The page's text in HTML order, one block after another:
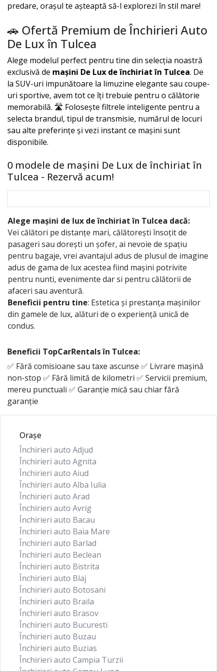
predare, orașul te așteaptă să-l explorezi în stil mare!
🚗 Ofertă Premium de Închirieri Auto
De Lux în Tulcea
Alege modelul perfect pentru tine din selecția noastră
exclusivă de mașini De Lux de închiriat în Tulcea. De
la SUV-uri impunătoare la limuzine elegante sau coupe-
uri sportive, avem tot ce îți trebuie pentru o călătorie
memorabilă. 🛣️ Folosește filtrele inteligente pentru a
selecta brandul, tipul de transmisie, numărul de locuri
sau alte preferințe și vezi instant ce mașini sunt
disponibile.
0 modele de mașini De Lux de închiriat în
Tulcea - Rezervă acum!
Alege mașini de lux de închiriat în Tulcea dacă:
Vei călători pe distanțe mari, călătorești însoțit de
pasageri sau dorești un șofer, ai nevoie de spațiu
pentru bagaje, vrei avantajul adus de plusul de imagine
adus de gama de lux acestea fiind mașini potrivite
pentru nunti, evenimente dar si pentru călătorii de
afaceri sau aventură.
Beneficii pentru tine: Estetica și prestanța mașinilor
din gamele de lux, alături de o experiență unică de
condus.
Beneficii TopCarRentals în Tulcea:
✅ Fără comisioane sau taxe ascunse ✅ Livrare mașină
non-stop ✅ Fără limită de kilometri ✅ Servicii premium,
mereu punctuali ✅ Garanție mică sau chiar fără
garanție
Orașe
Închirieri auto Adjud
Închirieri auto Agnita
Închirieri auto Aiud
Închirieri auto Alba Iulia
Închirieri auto Arad
Închirieri auto Avrig
Închirieri auto Bacau
Închirieri auto Baia Mare
Închirieri auto Barlad
Închirieri auto Beclean
Închirieri auto Bistrita
Închirieri auto Blaj
Închirieri auto Botosani
Închirieri auto Braila
Închirieri auto Brasov
Închirieri auto Bucuresti
Închirieri auto Buzau
Închirieri auto Buzias
Închirieri auto Campia Turzii